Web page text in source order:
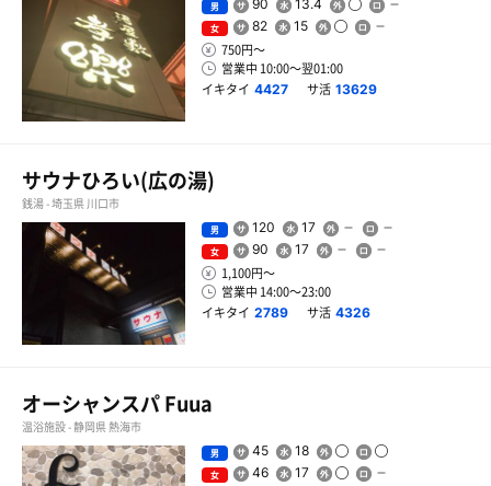
男 90 13.4
女 82 15
750円〜
営業中 10:00〜翌01:00
イキタイ 4427 サ活 13629
サウナひろい(広の湯)
銭湯 - 埼玉県 川口市
男 120 17
女 90 17
1,100円〜
営業中 14:00〜23:00
イキタイ 2789 サ活 4326
オーシャンスパ Fuua
温浴施設 - 静岡県 熱海市
男 45 18
女 46 17